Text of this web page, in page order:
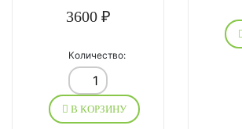
3600 ₽
Количество:
В КОРЗИНУ